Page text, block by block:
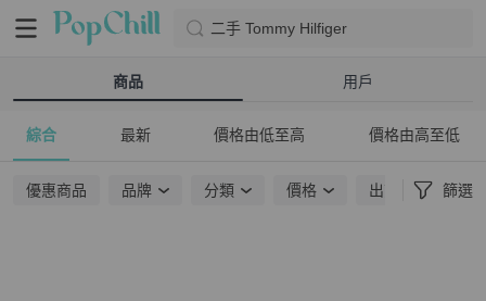
二手 Tommy Hilfiger
商品 用戶
綜合 最新 價格由低至高 價格由高至低
優惠商品 品牌 分類 價格 出貨地點 篩選